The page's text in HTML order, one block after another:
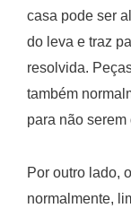
casa pode ser
do leva e traz
resolvida.
também
para não
Por outro lado,
normalmente,